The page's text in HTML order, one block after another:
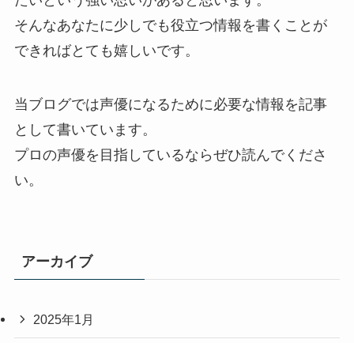
そんなあなたに少しでも役立つ情報を書くことが
できればとても嬉しいです。
当ブログでは声優になるために必要な情報を記事
として書いています。
プロの声優を目指しているならぜひ読んでくださ
い。
アーカイブ
2025年1月